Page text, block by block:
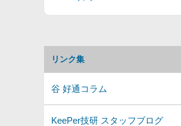
リンク集
谷 好通コラム
KeePer技研 スタッフブログ